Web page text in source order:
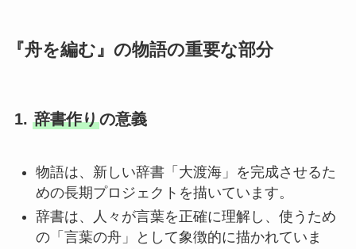
『舟を編む』の物語の重要な部分
1. 辞書作りの意義
物語は、新しい辞書「大渡海」を完成させるた
めの長期プロジェクトを描いています。
辞書は、人々が言葉を正確に理解し、使うため
の「言葉の舟」として象徴的に描かれていま